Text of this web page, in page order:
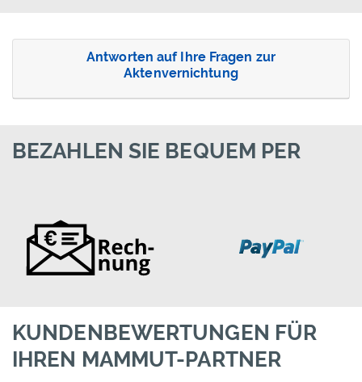
Antworten auf Ihre Fragen zur
Aktenvernichtung
BEZAHLEN SIE BEQUEM PER
KUNDENBEWERTUNGEN FÜR
IHREN MAMMUT-PARTNER